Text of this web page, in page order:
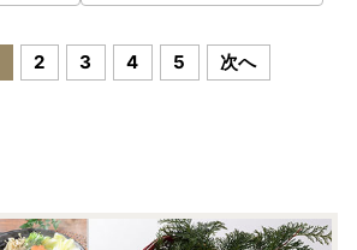
2 3 4 5 次へ